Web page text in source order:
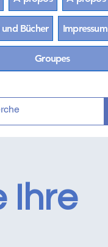
Bücher Impressum
Groupes
Ihre